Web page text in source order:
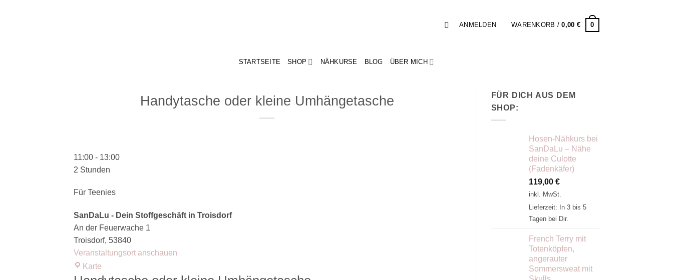
ANMELDEN WARENKORB /0,00 € 0
STARTSEITE SHOP NÄHKURSE BLOG ÜBER MICH
Handytasche oder kleine Umhängetasche
11:00 - 13:00
2 Stunden
Für Teenies
SanDaLu - Dein Stoffgeschäft in Troisdorf
An der Feuerwache 1
Troisdorf, 53840
Veranstaltungsort anschauen
Karte
-
FÜR DICH AUS DEM
SHOP:
Hosen-Nähkurs bei
SanDaLu – Nähe
deine Culotte
(Fadenkäfer)
119,00 €
inkl. MwSt.
Lieferzeit:
In 3 bis 5
Tagen bei Dir.
French Terry mit
Totenköpfen,
angerauter
Sommersweat mit